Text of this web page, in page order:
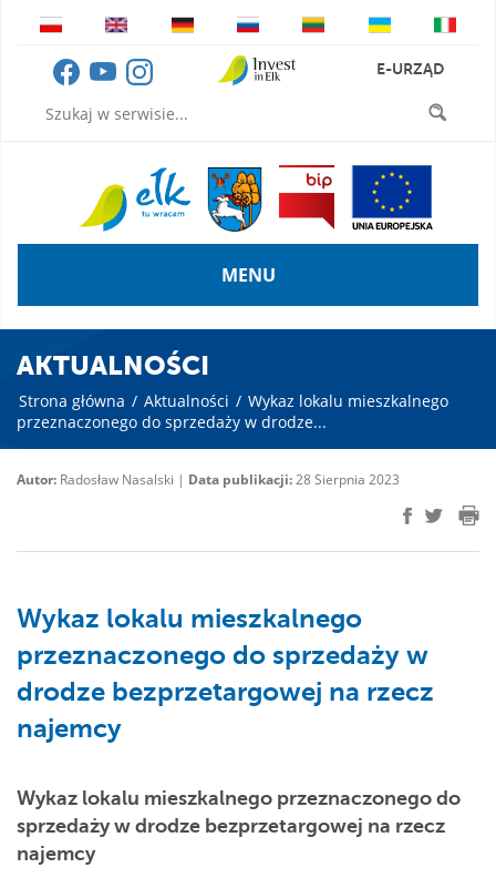
E-URZĄD
MENU
AKTUALNOŚCI
Strona główna / Aktualności / Wykaz lokalu mieszkalnego
przeznaczonego do sprzedaży w drodze...
Autor: Radosław Nasalski | Data publikacji:28 Sierpnia 2023
Wykaz lokalu mieszkalnego
przeznaczonego do sprzedaży w
drodze bezprzetargowej na rzecz
najemcy
Wykaz lokalu mieszkalnego przeznaczonego do
sprzedaży w drodze bezprzetargowej na rzecz
najemcy